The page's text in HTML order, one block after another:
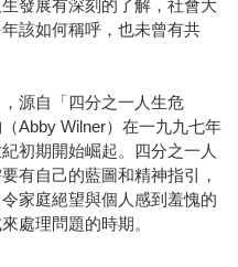
發展有深刻的了解，社會大
該如何稱呼，也未曾有共
源自「四分之一人生危
Abby Wilner）在一九九七年
初期開始崛起。四分之一人
有自己的藍圖和精神指引，
家庭絕望與個人感到羞愧的
處理問題的時期。